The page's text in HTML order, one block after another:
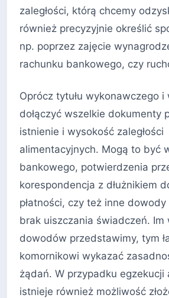
zaległości, którą chcemy
również precyzyjnie określić
np. poprzez zajęcie
rachunku bankowego, czy
Oprócz tytułu wykonawczego
dołączyć wszelkie dokumenty
istnienie i wysokość zaległości
alimentacyjnych. Mogą to być
bankowego, potwierdzenia
korespondencja z dłużnikiem
płatności, czy też inne
brak uiszczania świadczeń. Im
dowodów przedstawimy, tym
komornikowi wykazać
żądań. W przypadku egzekucji
istnieje również możliwość